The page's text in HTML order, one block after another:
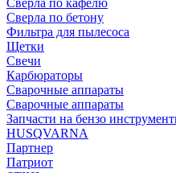
Сверла по кафелю
Сверла по бетону
Фильтра для пылесоса
Щетки
Свечи
Карбюраторы
Сварочные аппараты
Сварочные аппараты
Запчасти на бензо
HUSQVARNA
Партнер
Патриот